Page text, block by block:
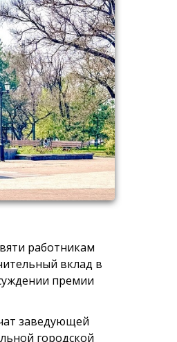
работникам
вклад в
премии
заведующей
городской